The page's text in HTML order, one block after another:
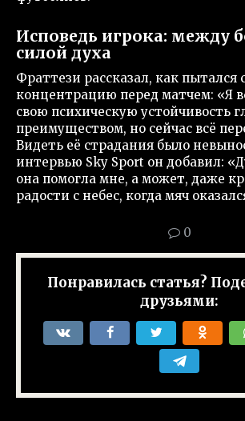
Исповедь игрока: между
силой духа
Фраттези рассказал, как пытался
концентрацию перед матчем: «Я
свою психическую устойчивость
преимуществом, но сейчас всё
Видеть её страдания было
интервью Sky Sport он добавил:
она помогла мне, а может, даже
радости с небес, когда мяч
0
Понравилась статья?
друзьями: